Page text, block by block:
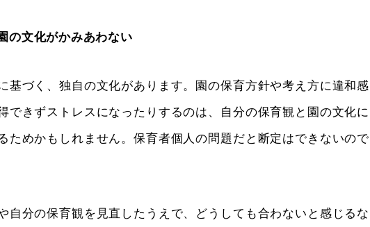
の文化がかみあわない
基づく、独自の文化があります。園の保育方針や考え方に違和感
できずストレスになったりするのは、自分の保育観と園の文化に
ためかもしれません。保育者個人の問題だと断定はできないので
自分の保育観を見直したうえで、どうしても合わないと感じるな